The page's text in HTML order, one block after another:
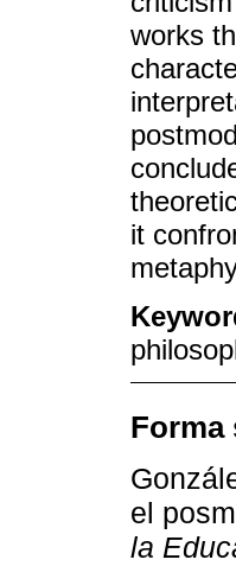
works
it
Forma
el
la